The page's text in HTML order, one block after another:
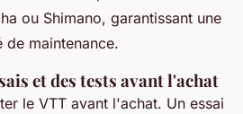
ou Shimano, garantissant une
maintenance.
et des tests avant l'achat
le VTT avant l'achat. Un essai